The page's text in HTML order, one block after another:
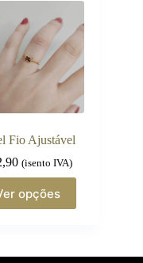
The
options
may
be
chosen
page
Fio Ajustável
(isento IVA)
opções
product
has
The